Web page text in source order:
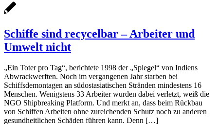
Schiffe sind recycelbar – Arbeiter und
Umwelt nicht
„Ein Toter pro Tag“, berichtete 1998 der „Spiegel“ von Indiens
Abwrackwerften. Noch im vergangenen Jahr starben bei
Schiffsdemontagen an südostasiatischen Stränden mindestens 16
Menschen. Wenigstens 33 Arbeiter wurden dabei verletzt, weiß die
NGO Shipbreaking Platform. Und merkt an, dass beim Rückbau
von Schiffen Arbeiten ohne zureichenden Schutz noch zu anderen
gesundheitlichen Schäden führen kann. Denn […]